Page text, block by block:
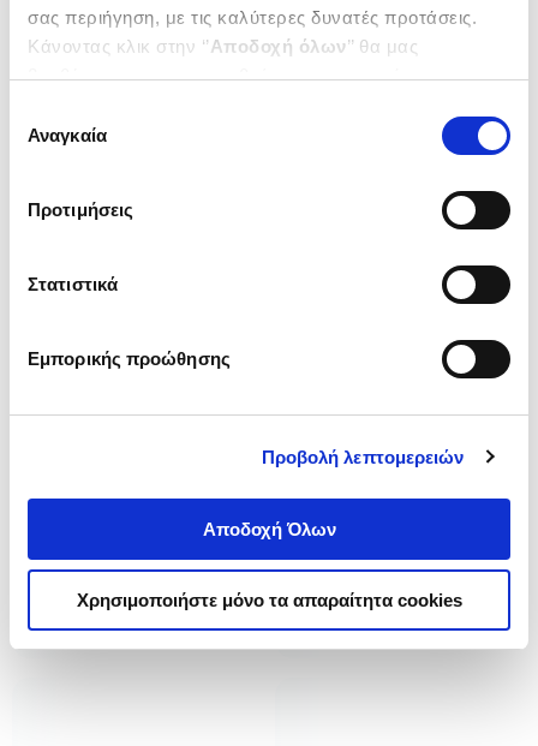
σας περιήγηση, με τις καλύτερες δυνατές προτάσεις.
Κάνοντας κλικ στην ‘’Αποδοχή όλων’’ θα μας
βοηθήσετε να ανταποκριθούμε στα παραπάνω.
ενδιαφέρουν και να επιλέξετε από τα παρακάτω με την
΄΄και να ενημερωθείτε σχετικά με
συγκατάθεσης
Αναγκαία
Προτιμήσεις
Στατιστικά
Εμπορικής προώθησης
Προβολή λεπτομερειών
Αποδοχή Όλων
Χρησιμοποιήστε μόνο τα απαραίτητα cookies